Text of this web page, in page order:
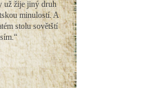
už žije jiný druh
minulostí. A
stolu sovětští